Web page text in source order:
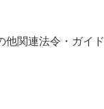
関連法令・ガイ